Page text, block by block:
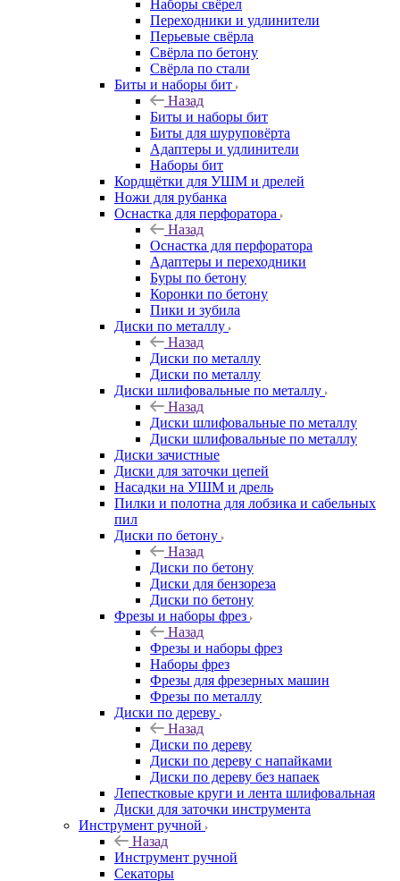
Наборы свёрел
Переходники и удлинители
Перьевые свёрла
Свёрла по бетону
Свёрла по стали
Биты и наборы бит
Назад
Биты и наборы бит
Биты для шуруповёрта
Адаптеры и удлинители
Наборы бит
Кордщётки для УШМ и дрелей
Ножи для рубанка
Оснастка для перфоратора
Назад
Оснастка для перфоратора
Адаптеры и переходники
Буры по бетону
Коронки по бетону
Пики и зубила
Диски по металлу
Назад
Диски по металлу
Диски по металлу
Диски шлифовальные по металлу
Назад
Диски шлифовальные по металлу
Диски шлифовальные по металлу
Диски зачистные
Диски для заточки цепей
Насадки на УШМ и дрель
Пилки и полотна для лобзика и сабельных
пил
Диски по бетону
Назад
Диски по бетону
Диски для бензореза
Диски по бетону
Фрезы и наборы фрез
Назад
Фрезы и наборы фрез
Наборы фрез
Фрезы для фрезерных машин
Фрезы по металлу
Диски по дереву
Назад
Диски по дереву
Диски по дереву с напайками
Диски по дереву без напаек
Лепестковые круги и лента шлифовальная
Диски для заточки инструмента
Инструмент ручной
Назад
Инструмент ручной
Секаторы